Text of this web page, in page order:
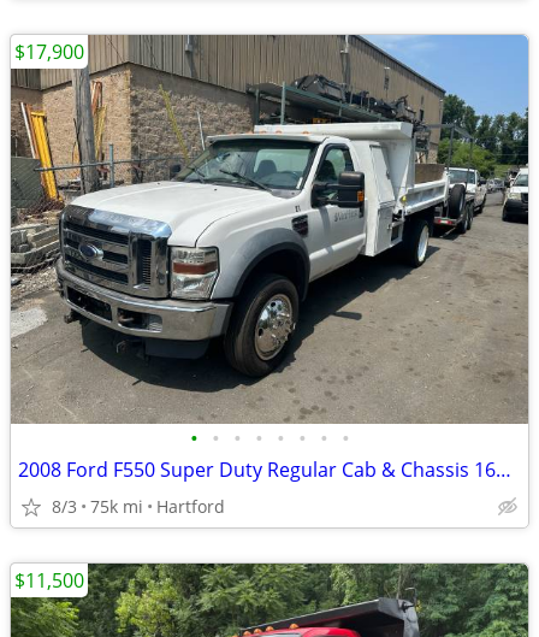
• • • • • • • •
2008 Ford F550 Super Duty Regular Cab & Chassis 165” W.B. 2D
8/3 75k mi Hartford
$17,900
$11,500